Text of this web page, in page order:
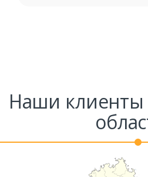
Наши клиенты